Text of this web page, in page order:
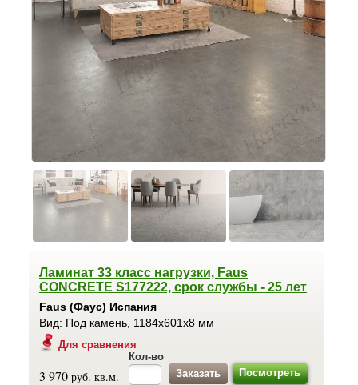
Ламинат 33 класс нагрузки, Faus
CONCRETE S177222, срок службы - 25 лет
Faus (Фаус) Испания
Вид: Под камень, 1184x601x8 мм
Для сравнения
3 970 руб. кв.м.
Кол-во
Посмотреть